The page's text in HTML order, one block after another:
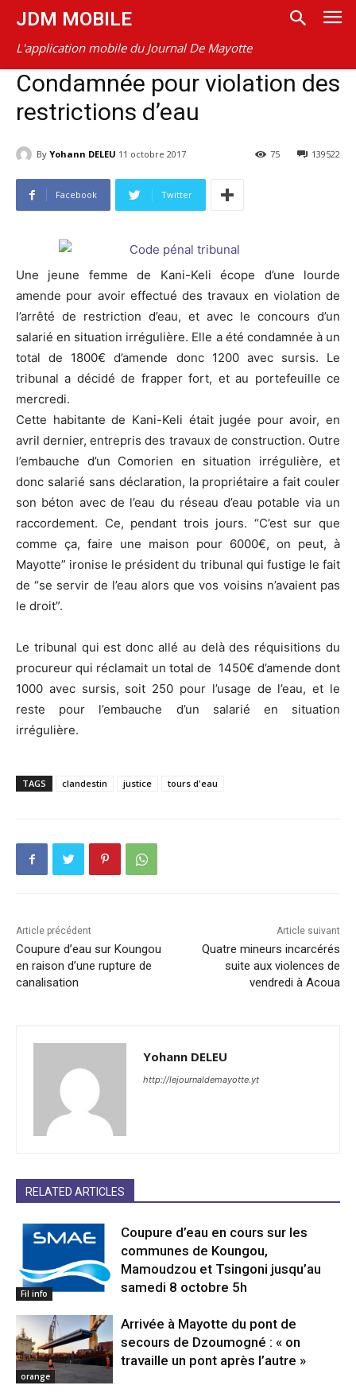
JDM MOBILE
L'application mobile du Journal De Mayotte
Condamnée pour violation des
restrictions d’eau
By Yohann DELEU 11 octobre 2017 139522
75
Facebook Twitter
Une jeune femme de Kani-Keli écope d’une lourde
amende pour avoir effectué des travaux en violation de
l’arrêté de restriction d’eau, et avec le concours d’un
salarié en situation irrégulière. Elle a été condamnée à un
total de 1800€ d’amende donc 1200 avec sursis. Le
tribunal a décidé de frapper fort, et au portefeuille ce
mercredi.
Cette habitante de Kani-Keli était jugée pour avoir, en
avril dernier, entrepris des travaux de construction. Outre
l’embauche d’un Comorien en situation irrégulière, et
donc salarié sans déclaration, la propriétaire a fait couler
son béton avec de l’eau du réseau d’eau potable via un
raccordement. Ce, pendant trois jours. “C’est sur que
comme ça, faire une maison pour 6000€, on peut, à
Mayotte” ironise le président du tribunal qui fustige le fait
de “se servir de l’eau alors que vos voisins n’avaient pas
le droit”.
Le tribunal qui est donc allé au delà des réquisitions du
procureur qui réclamait un total de 1450€ d’amende dont
1000 avec sursis, soit 250 pour l’usage de l’eau, et le
reste pour l’embauche d’un salarié en situation
irrégulière.
TAGS clandestin justice tours d'eau
Article précédent
Coupure d’eau sur Koungou
en raison d’une rupture de
canalisation
Article suivant
Quatre mineurs incarcérés
suite aux violences de
vendredi à Acoua
Yohann DELEU
http://lejournaldemayotte.yt
RELATED ARTICLES
Fil info
Coupure d’eau en cours sur les
communes de Koungou,
Mamoudzou et Tsingoni jusqu’au
samedi 8 octobre 5h
orange
Arrivée à Mayotte du pont de
secours de Dzoumogné : « on
travaille un pont après l’autre »